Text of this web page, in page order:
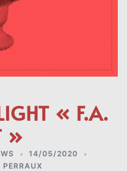
« F.A.
»
14/05/2020